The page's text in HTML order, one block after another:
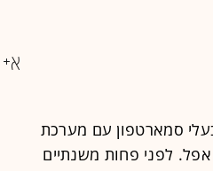
סמארטפון עם מערכת
לפני פחות משנתיים